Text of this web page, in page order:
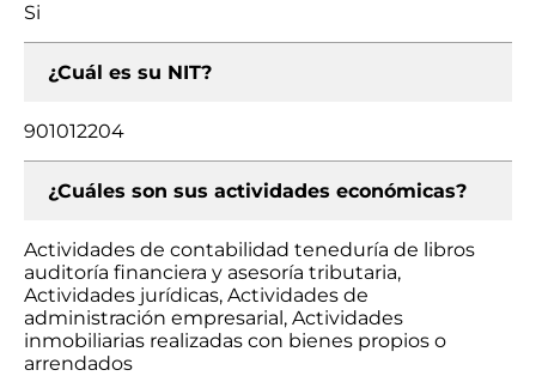
Si
¿Cuál es su NIT?
901012204
¿Cuáles son sus actividades económicas?
Actividades de contabilidad teneduría de libros
auditoría financiera y asesoría tributaria,
Actividades jurídicas, Actividades de
administración empresarial, Actividades
inmobiliarias realizadas con bienes propios o
arrendados